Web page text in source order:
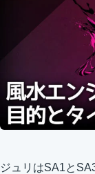
ジュリはSA1と